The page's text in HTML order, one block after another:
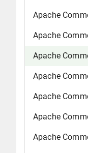
Apache
Apache
Apache
Apache
Apache
Apache
Apache